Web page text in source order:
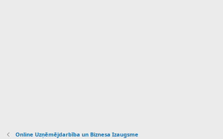
Online Uzņēmējdarbība un Biznesa Izaugsme